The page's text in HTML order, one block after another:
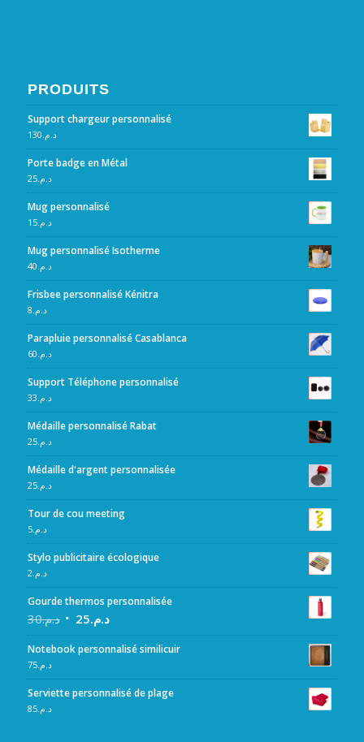
PRODUITS
Support chargeur personnalisé
د.م.130
Porte badge en Métal
د.م.25
Mug personnalisé
د.م.15
Mug personnalisé Isotherme
د.م.40
Frisbee personnalisé Kénitra
د.م.8
Parapluie personnalisé Casablanca
د.م.60
Support Téléphone personnalisé
د.م.33
Médaille personnalisé Rabat
د.م.25
Médaille d'argent personnalisée
د.م.25
Tour de cou meeting
د.م.5
Stylo publicitaire écologique
د.م.2
Gourde thermos personnalisée
د.م.30 د.م.25
Notebook personnalisé similicuir
د.م.75
Serviette personnalisé de plage
د.م.85